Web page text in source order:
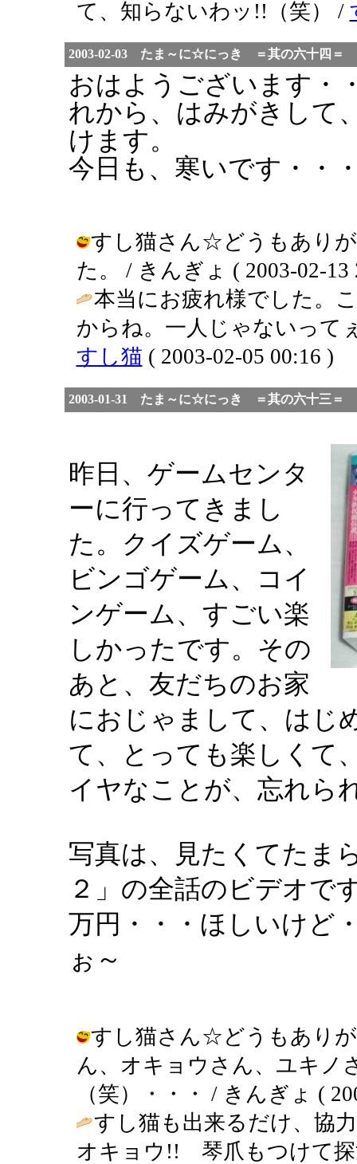
て、知らないわッ!!（笑） /
2003-02-03 たま～に☆にっき ＝其の六十四＝
おはようございます・
れから、はみがきして
けます。
今日も、寒いです・・
すし猫さん☆どうもあり
た。 / きんぎょ ( 2003-02-13
本当にお疲れ様でした。
からね。一人じゃないって
すし猫 ( 2003-02-05 00:16 )
2003-01-31 たま～に☆にっき ＝其の六十三＝
昨日、ゲームセンタ
ーに行ってきまし
た。クイズゲーム、
ビンゴゲーム、コイ
ンゲーム、すごい楽
しかったです。その
あと、友だちのお家
におじゃまして、はじ
て、とっても楽しくて
イヤなことが、忘れら
写真は、見たくてたま
２」の全話のビデオで
万円・・・ほしいけど
ぉ～
すし猫さん☆どうもあり
ん、オキョウさん、ユキノ
（笑）・・・ / きんぎょ (
すし猫も出来るだけ、協
オキョウ!! 琴爪もつけて